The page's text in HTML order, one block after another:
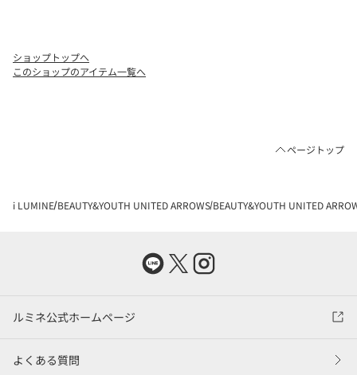
ショップトップへ
このショップのアイテム一覧へ
ページトップ
i LUMINE BEAUTY&YOUTH UNITED ARROWS BEAUTY&YOUTH UNITED
ルミネ公式ホームページ
よくある質問